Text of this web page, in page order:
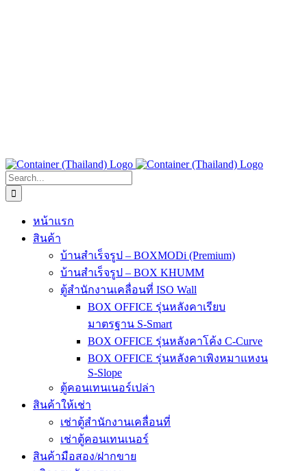
Search
for:
หน้าแรก
สินค้า
บ้านสำเร็จรูป – BOXMODi (Premium)
บ้านสำเร็จรูป – BOX KHUMM
ตู้สำนักงานเคลื่อนที่ ISO Wall
BOX OFFICE รุ่นหลังคาเรียบ
มาตรฐาน S-Smart
BOX OFFICE รุ่นหลังคาโค้ง C-Curve
BOX OFFICE รุ่นหลังคาเพิงหมาแหงน
S-Slope
ตู้คอนเทนเนอร์เปล่า
สินค้าให้เช่า
เช่าตู้สำนักงานเคลื่อนที่
เช่าตู้คอนเทนเนอร์
สินค้ามือสอง/ฝากขาย